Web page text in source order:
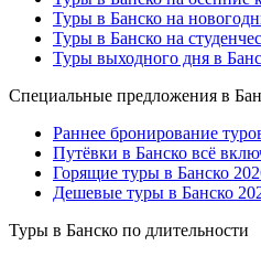
Туры в Банско на
Туры в Банско на
Туры выходного дня в
Специальные предложения в
Раннее бронирование
Путёвки в Банско всё
Горящие туры в Банско
Дешевые туры в Банско
Туры в Банско по длительности